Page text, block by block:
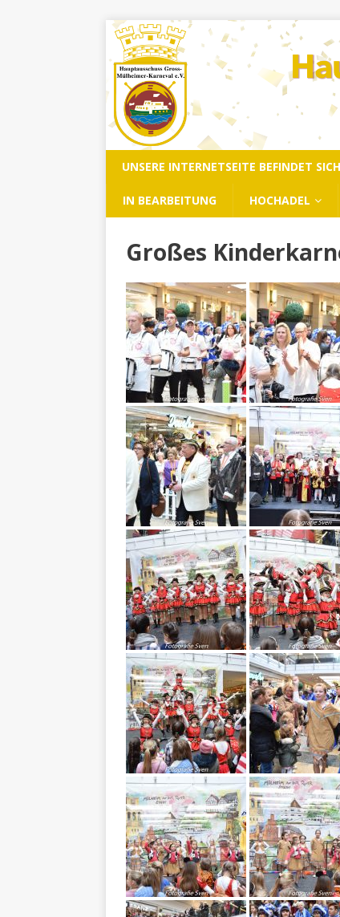
UNSERE INTERNETSEITE BEFINDET
IN BEARBEITUNG HOCHADEL
Großes